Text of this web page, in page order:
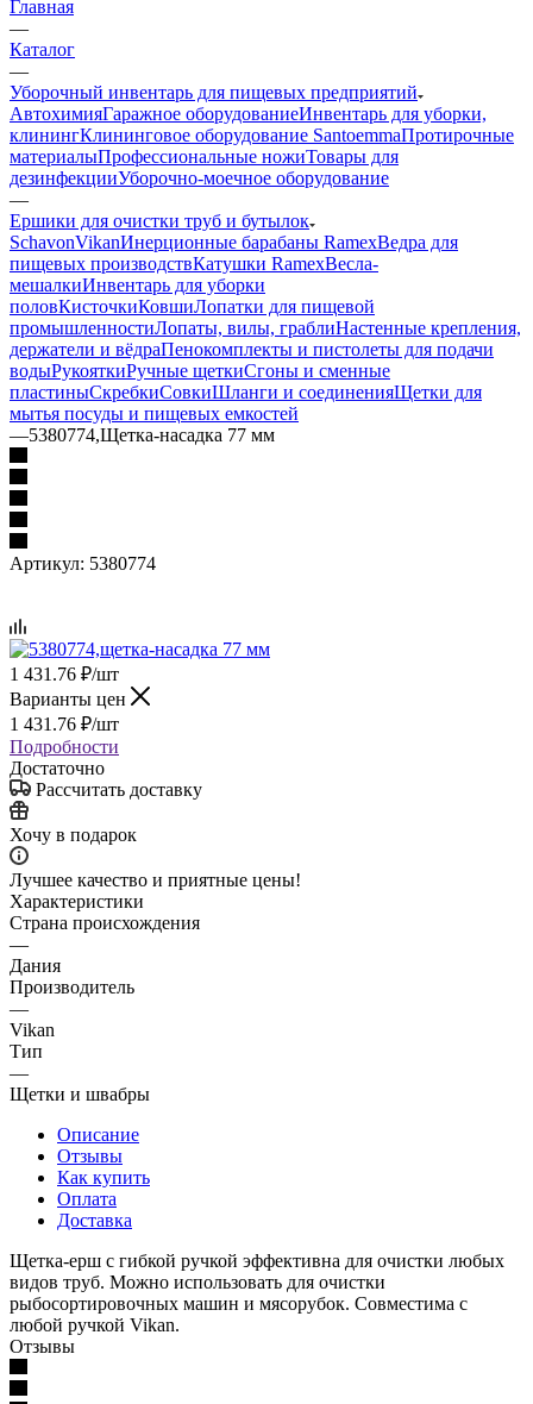
Главная
—
Каталог
—
Уборочный инвентарь для пищевых предприятий
АвтохимияГаражное оборудованиеИнвентарь для уборки,
клинингКлининговое оборудование SantoemmaПротирочные
материалыПрофессиональные ножиТовары для
дезинфекцииУборочно-моечное оборудование
—
Ершики для очистки труб и бутылок
SchavonVikanИнерционные барабаны RamexВедра для
пищевых производствКатушки RamexВесла-
мешалкиИнвентарь для уборки
половКисточкиКовшиЛопатки для пищевой
промышленностиЛопаты, вилы, граблиНастенные крепления,
держатели и вёдраПенокомплекты и пистолеты для подачи
водыРукояткиРучные щеткиСгоны и сменные
пластиныСкребкиСовкиШланги и соединенияЩетки для
мытья посуды и пищевых емкостей
—5380774,Щетка-насадка 77 мм
Артикул: 5380774
1 431.76 ₽/шт
Варианты цен
1 431.76 ₽/шт
Подробности
Достаточно
Рассчитать доставку
Хочу в подарок
Лучшее качество и приятные цены!
Характеристики
Страна происхождения
—
Дания
Производитель
—
Vikan
Тип
—
Щетки и швабры
Описание
Отзывы
Как купить
Оплата
Доставка
Щетка-ерш с гибкой ручкой эффективна для очистки любых
видов труб. Можно использовать для очистки
рыбосортировочных машин и мясорубок. Совместима с
любой ручкой Vikan.
Отзывы